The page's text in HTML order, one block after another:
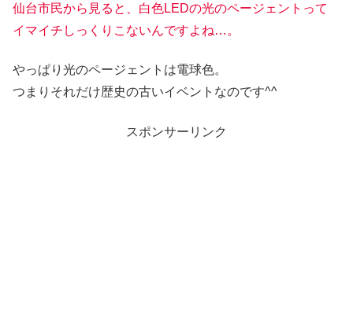
仙台市民から見ると、白色LEDの光のページェントって
イマイチしっくりこないんですよね…。
やっぱり光のページェントは電球色。
つまりそれだけ歴史の古いイベントなのです^^
スポンサーリンク